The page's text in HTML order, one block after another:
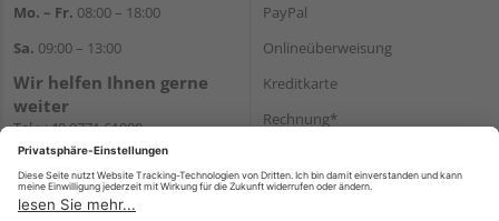
Mo. – Fr. 08:00 – 18:00
Sa. 09:00 – 13:00
Wir helfen Ihnen gerne
weiter
Tel.:+49 9771 61880
E-Mail:info@holzland-
niemeyer.de
PayPal
Onlineüberweisung
Kreditkarte
Rechnung*
Versand